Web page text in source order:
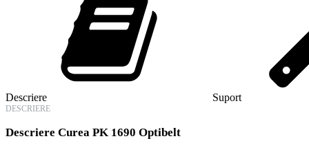
Descriere Suport
DESCRIERE
Descriere Curea PK 1690 Optibelt